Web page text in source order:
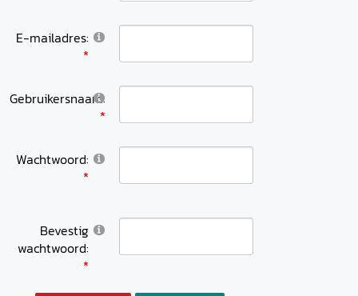
E-mailadres:
Gebruikersnaam:
Wachtwoord:
Bevestig
wachtwoord: